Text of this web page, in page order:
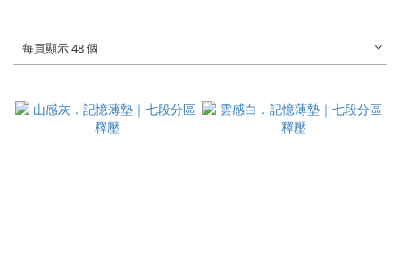
每頁顯示 48 個